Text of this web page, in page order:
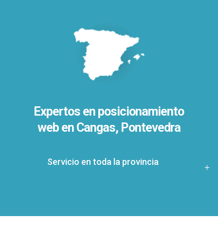
Expertos en posicionamiento
web en Cangas, Pontevedra
Servicio en toda la provincia